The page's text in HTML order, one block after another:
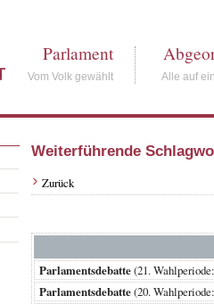
Parlament
Vom Volk gewählt Alle auf
Weiterführende
Zurück
Parlamentsdebatte(21.
Parlamentsdebatte(20.